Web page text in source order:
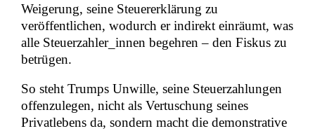
Weigerung, seine Steuererklärung zu
veröffentlichen, wodurch er indirekt einräumt, was
alle Steuerzahler_innen begehren – den Fiskus zu
betrügen.
So steht Trumps Unwille, seine Steuerzahlungen
offenzulegen, nicht als Vertuschung seines
Privatlebens da, sondern macht die demonstrative